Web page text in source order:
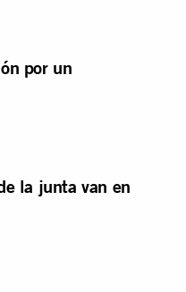
por un
la junta van en